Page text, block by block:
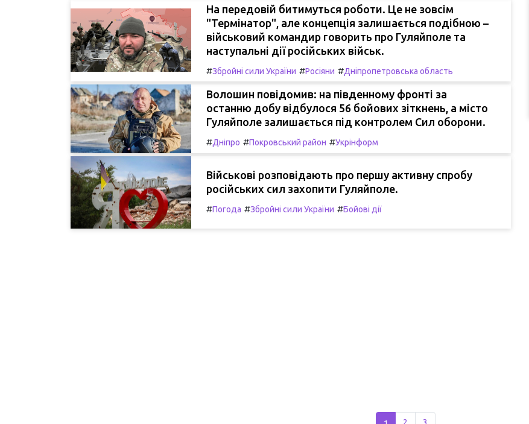
На передовій битимуться роботи. Це не зовсім
"Термінатор", але концепція залишається подібною –
військовий командир говорить про Гуляйполе та
наступальні дії російських військ.
#Збройні сили України #Росіяни #Дніпропетровська область
Волошин повідомив: на південному фронті за
останню добу відбулося 56 бойових зіткнень, а місто
Гуляйполе залишається під контролем Сил оборони.
#Дніпро #Покровський район #Укрінформ
Військові розповідають про першу активну спробу
російських сил захопити Гуляйполе.
#Погода #Збройні сили України #Бойові дії